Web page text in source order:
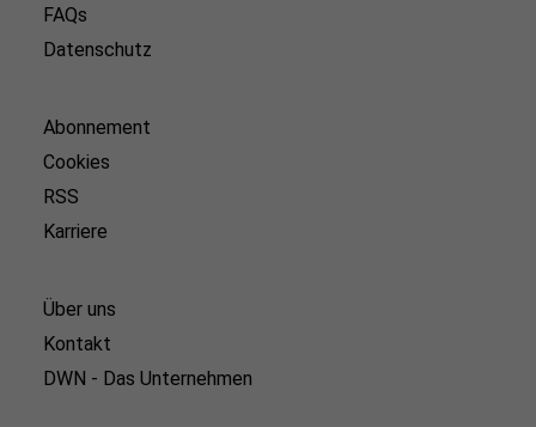
FAQs
Datenschutz
Abonnement
Cookies
RSS
Karriere
Über uns
Kontakt
DWN - Das Unternehmen